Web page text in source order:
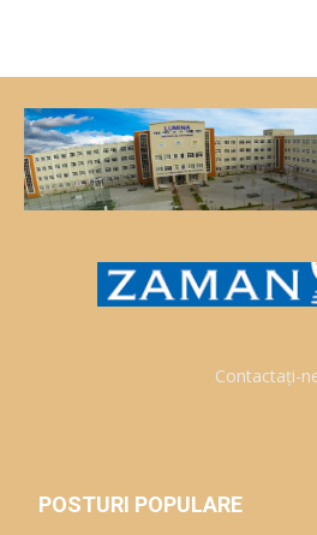
Contactați-
POSTURI POPULARE